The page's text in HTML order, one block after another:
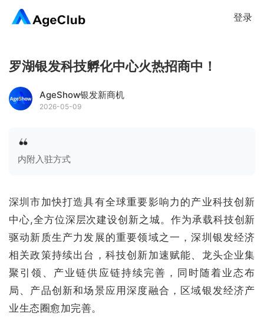
登录
罗湖银发科技孵化中心火热招商中！
AgeShow银发新商机
2026-05-09
内附入驻方式
深圳市加快打造具有全球重要影响力的产业科技创新
中心,全方位深层次建设创新之城。作为承载科技创新
驱动新质生产力发展的重要领域之一，深圳 银发经济
相关政策持续出台，科技创新加速赋能、龙头企业集
聚引领、产业链供应链持续完善，同时随着业态布
局、产品创新和场景应用深度融合，区域银发经济产
业生态圈愈加完善。